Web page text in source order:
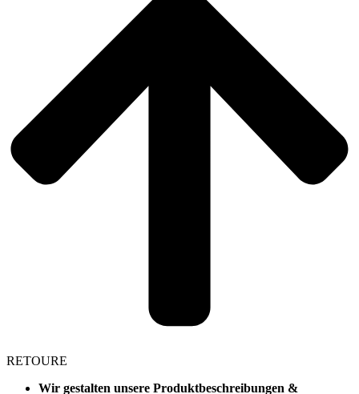
RETOURE
Wir gestalten unsere Produktbeschreibungen &